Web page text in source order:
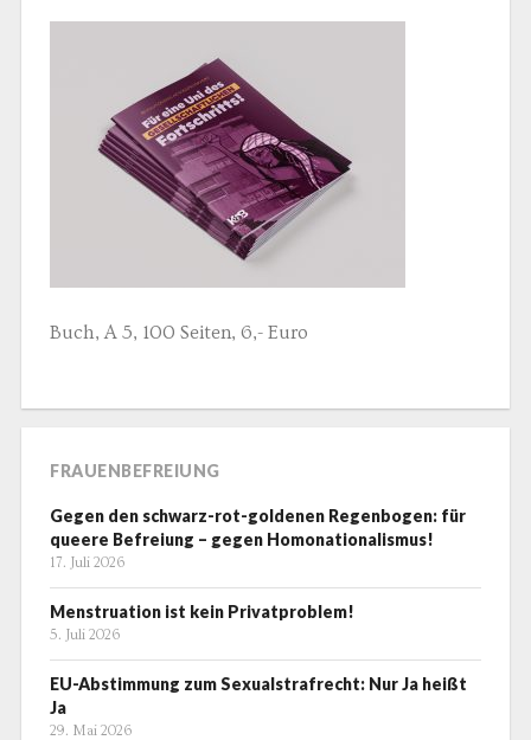
Buch, A 5, 100 Seiten, 6,- Euro
FRAUENBEFREIUNG
Gegen den schwarz-rot-goldenen Regenbogen: für
queere Befreiung – gegen Homonationalismus!
17. Juli 2026
Menstruation ist kein Privatproblem!
5. Juli 2026
EU-Abstimmung zum Sexualstrafrecht: Nur Ja heißt
Ja
29. Mai 2026